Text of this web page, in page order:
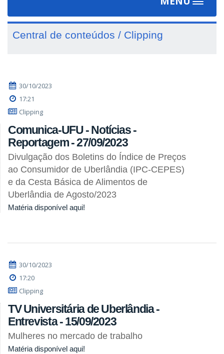
Toggle
Central de conteúdos / Clipping
30/10/2023
17:21
Clipping
Comunica-UFU - Notícias -
Reportagem - 27/09/2023
Divulgação dos Boletins do Índice de Preços
ao Consumidor de Uberlândia (IPC-CEPES)
e da Cesta Básica de Alimentos de
Uberlândia de Agosto/2023
Matéria disponível aqui!
30/10/2023
17:20
Clipping
TV Universitária de Uberlândia -
Entrevista - 15/09/2023
Mulheres no mercado de trabalho
Matéria disponível aqui!